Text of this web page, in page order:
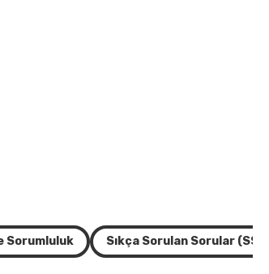
Sorumluluk Sıkça Sorulan Sorular